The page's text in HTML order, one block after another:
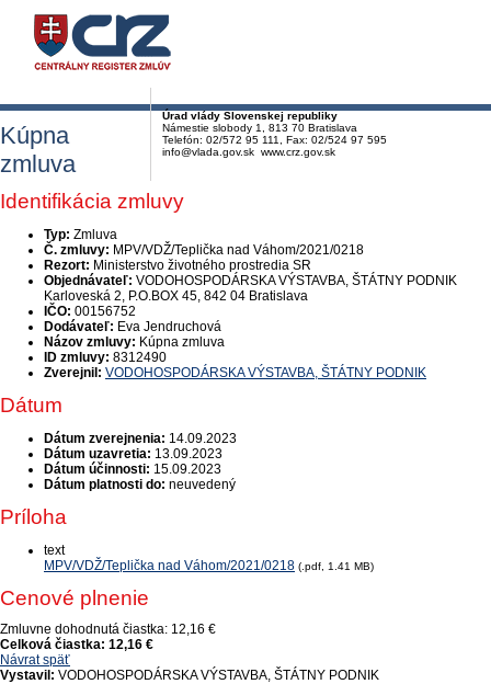
Úrad vlády Slovenskej republiky
Námestie slobody 1, 813 70 Bratislava
Telefón: 02/572 95 111, Fax: 02/524 97 595
info@vlada.gov.sk www.crz.gov.sk
Kúpna
zmluva
Identifikácia zmluvy
Typ: Zmluva
Č. zmluvy: MPV/VDŽ/Teplička nad Váhom/2021/0218
Rezort: Ministerstvo životného prostredia SR
Objednávateľ: VODOHOSPODÁRSKA VÝSTAVBA, ŠTÁTNY PODNIK
Karloveská 2, P.O.BOX 45, 842 04 Bratislava
IČO: 00156752
Dodávateľ: Eva Jendruchová
Názov zmluvy: Kúpna zmluva
ID zmluvy: 8312490
Zverejnil: VODOHOSPODÁRSKA VÝSTAVBA, ŠTÁTNY PODNIK
Dátum
Dátum zverejnenia: 14.09.2023
Dátum uzavretia: 13.09.2023
Dátum účinnosti: 15.09.2023
Dátum platnosti do: neuvedený
Príloha
text
MPV/VDŽ/Teplička nad Váhom/2021/0218 (.pdf, 1.41 MB)
Cenové plnenie
Zmluvne dohodnutá čiastka: 12,16 €
Celková čiastka: 12,16 €
Návrat späť
Vystavil: VODOHOSPODÁRSKA VÝSTAVBA, ŠTÁTNY PODNIK